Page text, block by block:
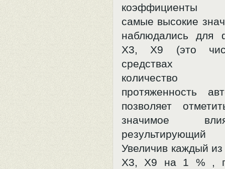
коэффициенты
самые высокие
наблюдались для
Х3, Х9 (это
средствах
количество
протяженность
позволяет
значимое
Увеличив каждый
Х3, Х9 на 1 % ,